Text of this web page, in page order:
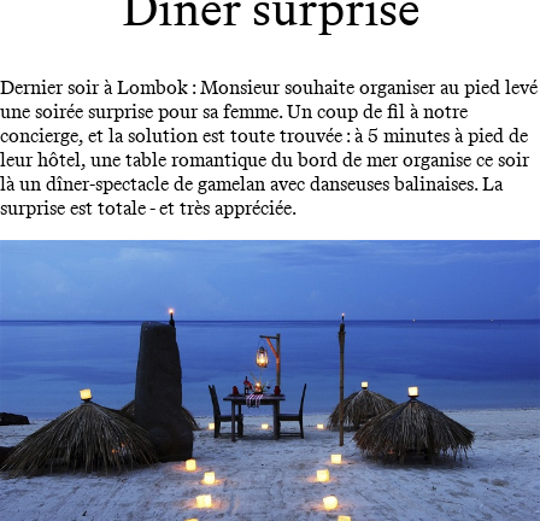
Dernier soir à Lombok : Monsieur souhaite organiser au pied levé
une soirée surprise pour sa femme. Un coup de fil à notre
concierge, et la solution est toute trouvée : à 5 minutes à pied de
leur hôtel, une table romantique du bord de mer organise ce soir
là un dîner-spectacle de gamelan avec danseuses balinaises. La
surprise est totale - et très appréciée.